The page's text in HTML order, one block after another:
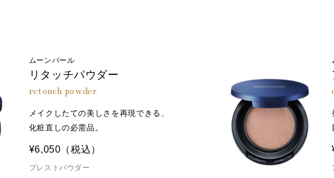
ムーンパール
リタッチパウダー
retouch powder
メイクしたての美しさを再現できる、
化粧直しの必需品。
プレストパウダー
¥6,050 （税込）